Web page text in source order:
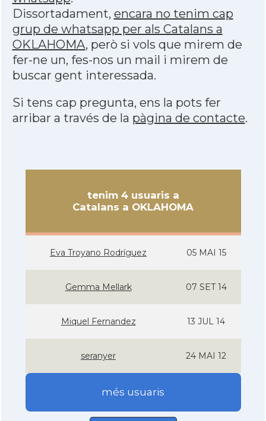
Dissortadament, encara no tenim cap
grup de whatsapp per als Catalans a
OKLAHOMA, però si vols que mirem de
fer-ne un, fes-nos un mail i mirem de
buscar gent interessada.
Si tens cap pregunta, ens la pots fer
arribar a través de la pàgina de contacte.
tenim 4 usuaris a
Catalans a OKLAHOMA
Eva Troyano Rodrí­guez 05 MAI 15
Gemma Mellark 07 SET 14
Miquel Fernandez 13 JUL 14
seranyer 24 MAI 12
més usuaris